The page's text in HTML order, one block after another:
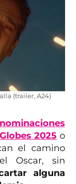
(trailer, A24)
nominaciones
2025o
el camino
Oscar, sin
alguna